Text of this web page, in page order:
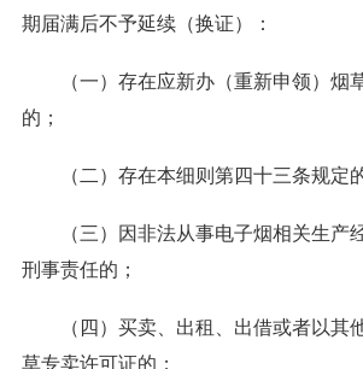
期届满后不予延续（换证）：
（一）存在应新办（重新申领）烟
的；
（二）存在本细则第四十三条规定
（三）因非法从事电子烟相关生产
刑事责任的；
（四）买卖、出租、出借或者以其
草专卖许可证的；